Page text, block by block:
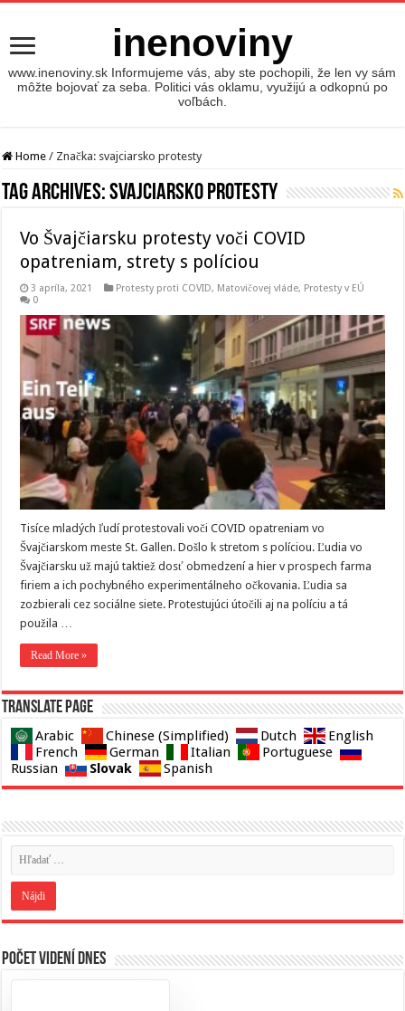
inenoviny
www.inenoviny.sk Informujeme vás, aby ste pochopili, že len vy sám
môžte bojovať za seba. Politici vás oklamu, využijú a odkopnú po
voľbách.
Home / Značka: svajciarsko protesty
Tag Archives:svajciarsko protesty
Vo Švajčiarsku protesty voči COVID
opatreniam, strety s políciou
3 apríla, 2021 Protesty proti COVID, Matovičovej vláde, Protesty v EÚ
0
Tisíce mladých ľudí protestovali voči COVID opatreniam vo
Švajčiarskom meste St. Gallen. Došlo k stretom s políciou. Ľudia vo
Švajčiarsku už majú taktiež dosť obmedzení a hier v prospech farma
firiem a ich pochybného experimentálneho očkovania. Ľudia sa
zozbierali cez sociálne siete. Protestujúci útočili aj na políciu a tá
použila …
Read More »
Translate page
Arabic Chinese (Simplified) Dutch
English
French
German Italian
Portuguese
Russian
Slovak Spanish
Počet videní dnes